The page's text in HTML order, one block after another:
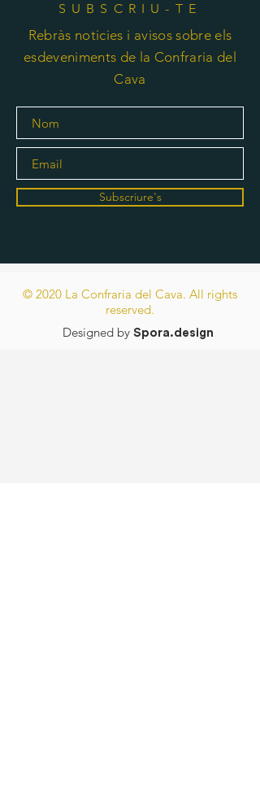
SUBSCRIU-TE
Rebràs noticies i avisos sobre els
esdeveniments de la Confraria del
Cava
Subscriure's
© 2020 La Confraria del Cava. All rights
reserved.
Designed by Spora.design